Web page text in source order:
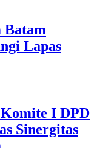
Batam
Lapas
I DPD
Sinergitas